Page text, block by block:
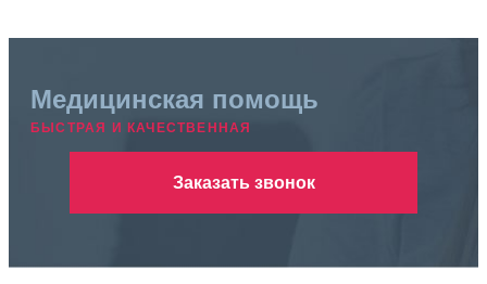
Медицинская помощь
БЫСТРАЯ И КАЧЕСТВЕННАЯ
Заказать звонок